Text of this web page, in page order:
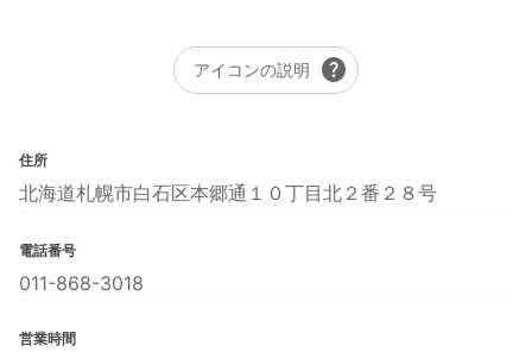
アイコンの説明 help
住所
北海道札幌市白石区本郷通１０丁目北２番２８号
電話番号
011-868-3018
営業時間